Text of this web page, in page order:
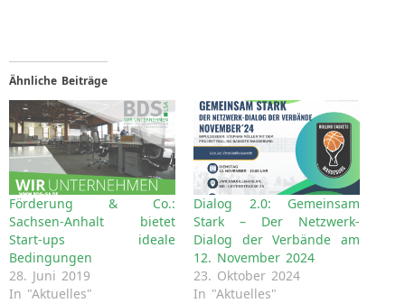
Ähnliche Beiträge
Förderung & Co.:
Sachsen-Anhalt bietet
Start-ups ideale
Bedingungen
28. Juni 2019
In "Aktuelles"
Dialog 2.0: Gemeinsam
Stark – Der Netzwerk-
Dialog der Verbände am
12. November 2024
23. Oktober 2024
In "Aktuelles"